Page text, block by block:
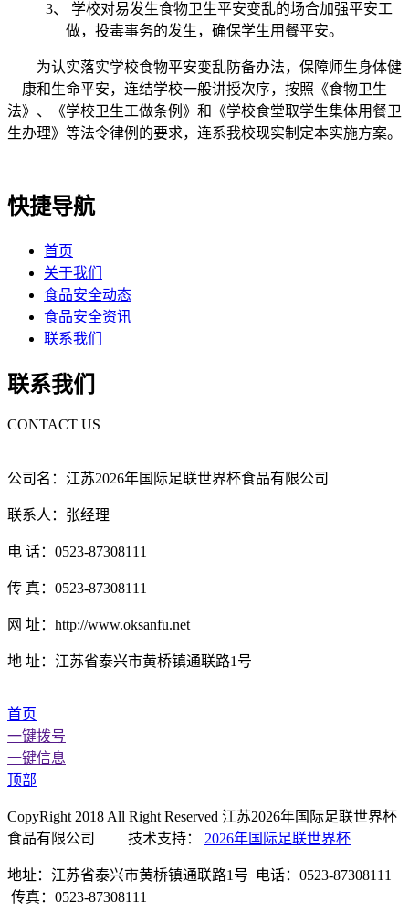
3、 学校对易发生食物卫生平安变乱的场合加强平安工
做，投毒事务的发生，确保学生用餐平安。
为认实落实学校食物平安变乱防备办法，保障师生身体健
康和生命平安，连结学校一般讲授次序，按照《食物卫生
法》、《学校卫生工做条例》和《学校食堂取学生集体用餐卫
生办理》等法令律例的要求，连系我校现实制定本实施方案。
快捷导航
首页
关于我们
食品安全动态
食品安全资讯
联系我们
联系我们
CONTACT US
公司名：江苏2026年国际足联世界杯食品有限公司
联系人：张经理
电 话：0523-87308111
传 真：0523-87308111
网 址：http://www.oksanfu.net
地 址：江苏省泰兴市黄桥镇通联路1号
首页
一键拨号
一键信息
顶部
CopyRight 2018 All Right Reserved 江苏2026年国际足联世界杯
食品有限公司 技术支持： 2026年国际足联世界杯
地址：江苏省泰兴市黄桥镇通联路1号 电话：0523-87308111
传真：0523-87308111